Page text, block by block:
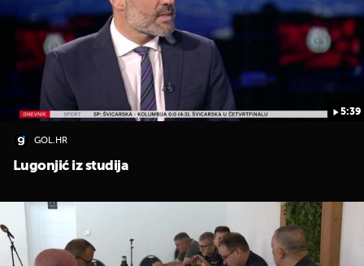
5:39
GOL.HR
Lugonjić iz studija